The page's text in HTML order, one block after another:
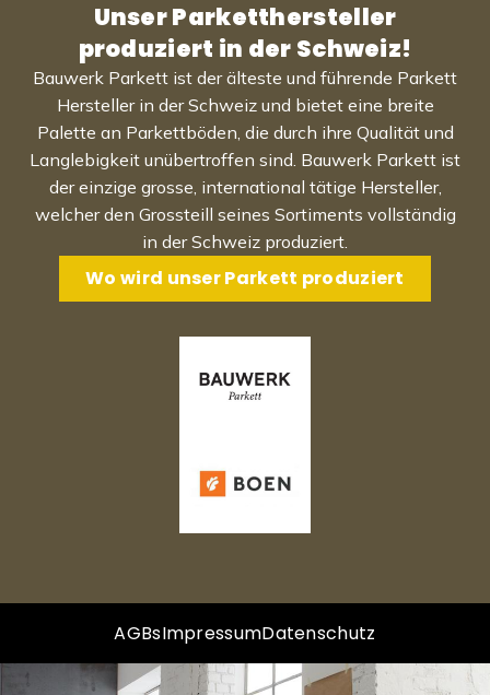
Unser Parketthersteller
produziert in der Schweiz!
Bauwerk Parkett ist der älteste und führende Parkett
Hersteller in der Schweiz und bietet eine breite
Palette an Parkettböden, die durch ihre Qualität und
Langlebigkeit unübertroffen sind. Bauwerk Parkett ist
der einzige grosse, international tätige Hersteller,
welcher den Grossteill seines Sortiments vollständig
in der Schweiz produziert.
Wo wird unser Parkett produziert
AGBsImpressumDatenschutz